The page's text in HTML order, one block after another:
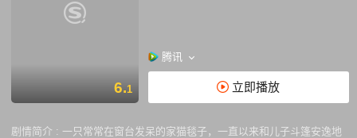
6.1
腾讯
立即播放
剧情简介 : 一只常常在窗台发呆的家猫毯子，一直以来和儿子斗篷安逸地